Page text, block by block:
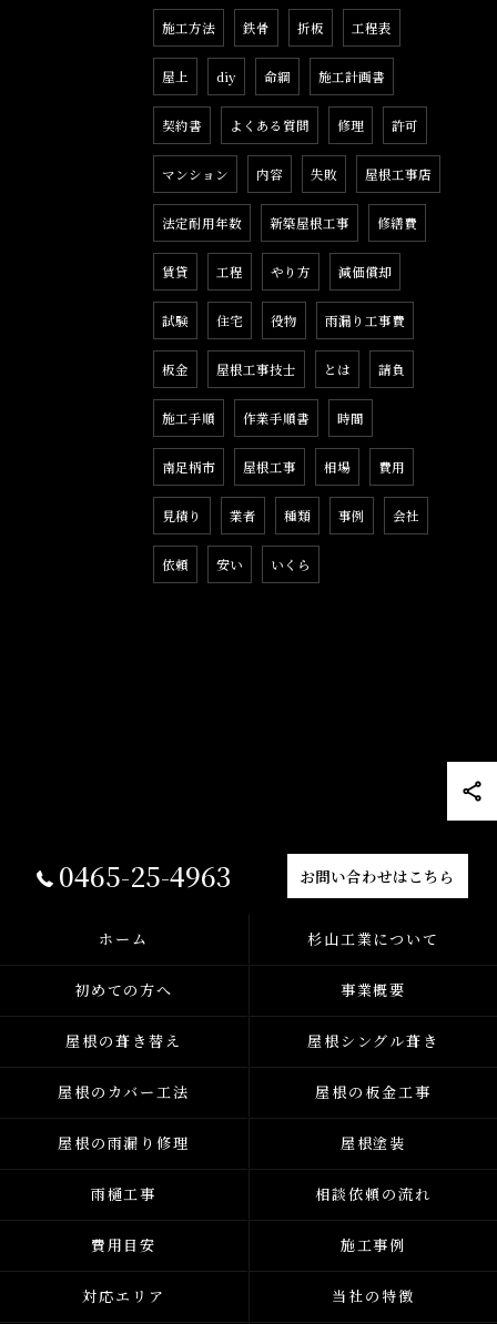
施工方法 鉄骨 折板 工程表
屋上 diy 命綱 施工計画書
契約書 よくある質問 修理 許可
マンション 内容 失敗 屋根工事店
法定耐用年数 新築屋根工事 修繕費
賃貸 工程 やり方 減価償却
試験 住宅 役物 雨漏り工事費
板金 屋根工事技士 とは 請負
施工手順 作業手順書 時間
南足柄市 屋根工事 相場 費用
見積り 業者 種類 事例 会社
依頼 安い いくら
0465-25-4963 お問い合わせはこちら
ホーム 杉山工業について
初めての方へ 事業概要
屋根の葺き替え 屋根シングル葺き
屋根のカバー工法 屋根の板金工事
屋根の雨漏り修理 屋根塗装
雨樋工事 相談依頼の流れ
費用目安 施工事例
対応エリア 当社の特徴